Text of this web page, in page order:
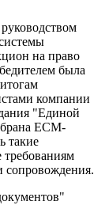
на право
была
компании
"Единой
ECM-
такие
требованиям
сопровождения.